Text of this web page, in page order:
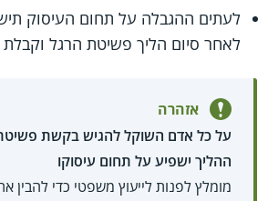
לעתים ההגבלה על תחום העיסוק
לאחר סיום הליך פשיטת הרגל וקבלת
אזהרה
על כל אדם השוקל להגיש בקשת
ההליך ישפיע על תחום עיסוקו
מומלץ לפנות לייעוץ משפטי כדי